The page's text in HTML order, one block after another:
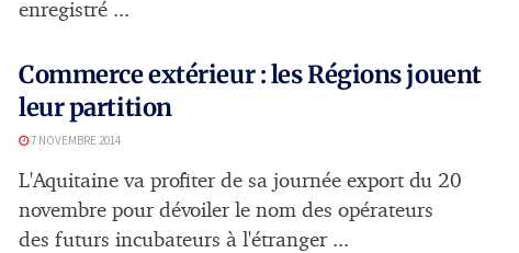
enregistré ...
Commerce extérieur : les Régions jouent
leur partition
7 NOVEMBRE 2014
L'Aquitaine va profiter de sa journée export du 20
novembre pour dévoiler le nom des opérateurs
des futurs incubateurs à l'étranger ...